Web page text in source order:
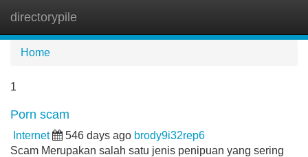
directorypile
Home
1
Porn scam
Internet 546 days ago brody9i32rep6
Scam Merupakan salah satu jenis penipuan yang sering